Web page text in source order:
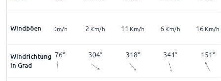
Windböen
18Km/h Km/h 2 Km/h 11 Km/h 6 Km/h 16 Km/h
Windrichtung
in Grad
152° 176° 304° 318° 341° 151°